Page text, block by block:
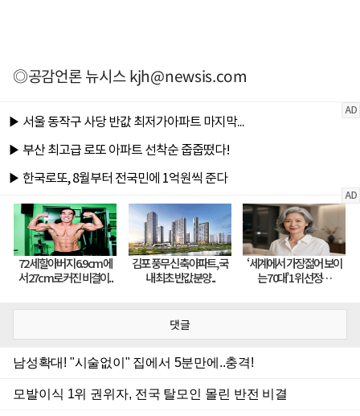
◎공감언론 뉴시스kjh@newsis.com
댓글